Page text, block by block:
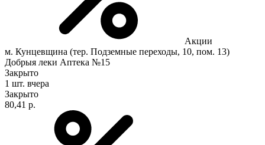
Акции
м. Кунцевщина (тер. Подземные переходы, 10, пом. 13)
Добрыя леки Аптека №15
Закрыто
1 шт. вчера
Закрыто
80,41 р.